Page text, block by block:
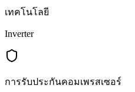
เทคโนโลยี
Inverter
การรับประกันคอมเพรสเซอร์